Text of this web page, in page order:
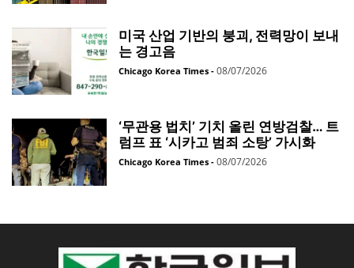
미국 산업 기반의 붕괴, 전력망이 보내
는 경고음
Chicago Korea Times - 08/07/2026
‘무관용 법치’ 기치 올린 연방검찰… 트
럼프 표 ‘시카고 범죄 소탕’ 가시화
Chicago Korea Times - 08/07/2026